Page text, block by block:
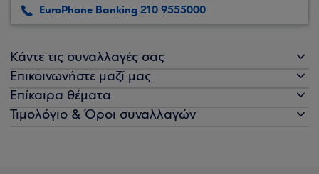
EuroPhone Banking 210 9555000
Κάντε τις συναλλαγές σας
Επικοινωνήστε μαζί μας
Επίκαιρα θέματα
Τιμολόγιο & Όροι συναλλαγών